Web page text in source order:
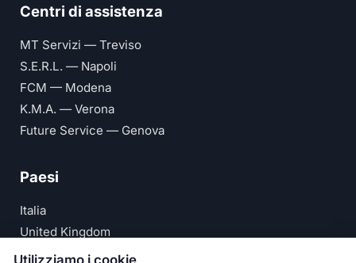
Centri di assistenza
MT Servizi — Treviso
S.E.R.L. — Napoli
FCM — Modena
K.M.A. — Verona
Future Service — Genova
Paesi
Italia
United Kingdom
Deutschland